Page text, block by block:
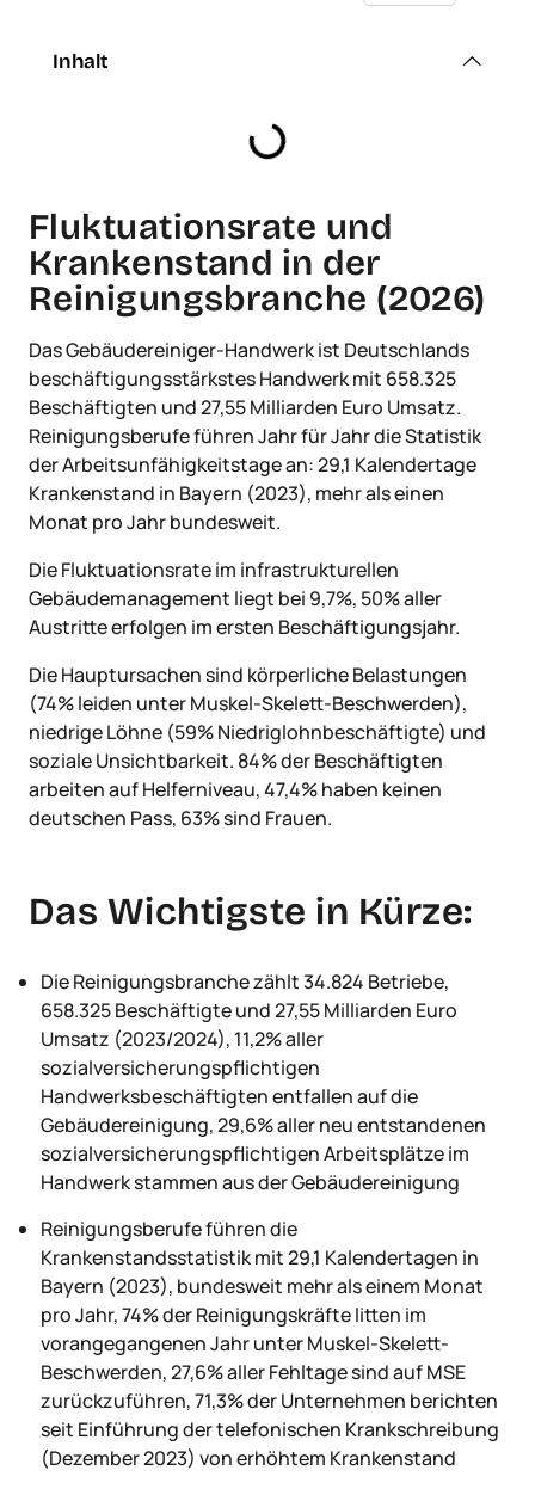
Inhalt
Fluktuationsrate und
Krankenstand in der
Reinigungsbranche (2026)
Das Gebäudereiniger-Handwerk ist Deutschlands
beschäftigungsstärkstes Handwerk mit 658.325
Beschäftigten und 27,55 Milliarden Euro Umsatz.
Reinigungsberufe führen Jahr für Jahr die Statistik
der Arbeitsunfähigkeitstage an: 29,1 Kalendertage
Krankenstand in Bayern (2023), mehr als einen
Monat pro Jahr bundesweit.
Die Fluktuationsrate im infrastrukturellen
Gebäudemanagement liegt bei 9,7%, 50% aller
Austritte erfolgen im ersten Beschäftigungsjahr.
Die Hauptursachen sind körperliche Belastungen
(74% leiden unter Muskel-Skelett-Beschwerden),
niedrige Löhne (59% Niedriglohnbeschäftigte) und
soziale Unsichtbarkeit. 84% der Beschäftigten
arbeiten auf Helferniveau, 47,4% haben keinen
deutschen Pass, 63% sind Frauen.
Das Wichtigste in Kürze:
Die Reinigungsbranche zählt 34.824 Betriebe,
658.325 Beschäftigte und 27,55 Milliarden Euro
Umsatz (2023/2024), 11,2% aller
sozialversicherungspflichtigen
Handwerksbeschäftigten entfallen auf die
Gebäudereinigung, 29,6% aller neu entstandenen
sozialversicherungspflichtigen Arbeitsplätze im
Handwerk stammen aus der Gebäudereinigung
Reinigungsberufe führen die
Krankenstandsstatistik mit 29,1 Kalendertagen in
Bayern (2023), bundesweit mehr als einem Monat
pro Jahr, 74% der Reinigungskräfte litten im
vorangegangenen Jahr unter Muskel-Skelett-
Beschwerden, 27,6% aller Fehltage sind auf MSE
zurückzuführen, 71,3% der Unternehmen berichten
seit Einführung der telefonischen Krankschreibung
(Dezember 2023) von erhöhtem Krankenstand